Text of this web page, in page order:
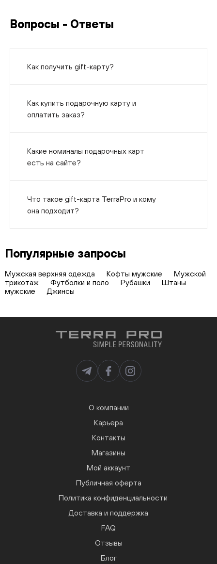
Вопросы - Ответы
Как получить gift-карту?
Как купить подарочную карту и
оплатить заказ?
Какие номиналы подарочных карт
есть на сайте?
Что такое gift-карта TerraPro и кому
она подходит?
Популярные запросы
Мужская верхняя одежда Кофты мужские
Мужской
трикотаж
Футболки и поло Рубашки
Штаны
мужские
Джинсы
О компании
Карьера
Контакты
Магазины
Мой аккаунт
Публичная оферта
Политика конфиденциальности
Доставка и поддержка
FAQ
Отзывы
Блог